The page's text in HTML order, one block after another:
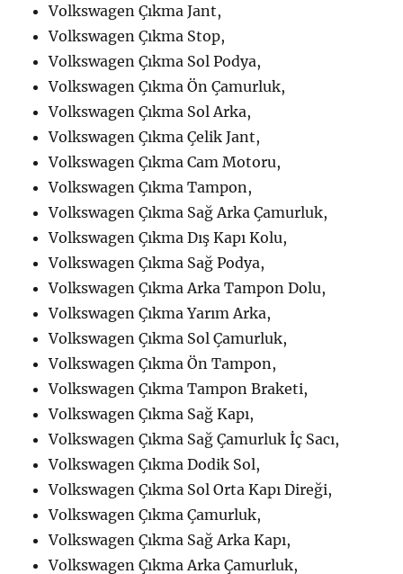
Volkswagen Çıkma Jant,
Volkswagen Çıkma Stop,
Volkswagen Çıkma Sol Podya,
Volkswagen Çıkma Ön Çamurluk,
Volkswagen Çıkma Sol Arka,
Volkswagen Çıkma Çelik Jant,
Volkswagen Çıkma Cam Motoru,
Volkswagen Çıkma Tampon,
Volkswagen Çıkma Sağ Arka Çamurluk,
Volkswagen Çıkma Dış Kapı Kolu,
Volkswagen Çıkma Sağ Podya,
Volkswagen Çıkma Arka Tampon Dolu,
Volkswagen Çıkma Yarım Arka,
Volkswagen Çıkma Sol Çamurluk,
Volkswagen Çıkma Ön Tampon,
Volkswagen Çıkma Tampon Braketi,
Volkswagen Çıkma Sağ Kapı,
Volkswagen Çıkma Sağ Çamurluk İç Sacı,
Volkswagen Çıkma Dodik Sol,
Volkswagen Çıkma Sol Orta Kapı Direği,
Volkswagen Çıkma Çamurluk,
Volkswagen Çıkma Sağ Arka Kapı,
Volkswagen Çıkma Arka Çamurluk,